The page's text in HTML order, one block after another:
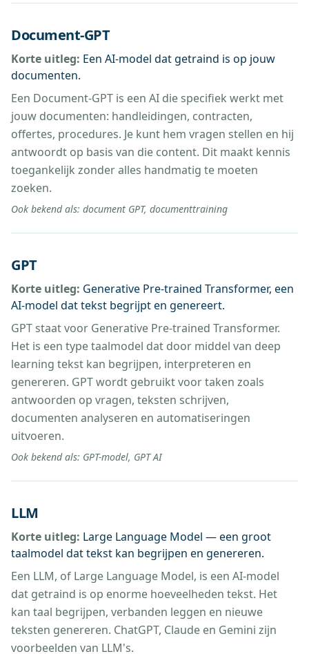
Document-GPT
Korte uitleg: Een AI-model dat getraind is op jouw
documenten.
Een Document-GPT is een AI die specifiek werkt met
jouw documenten: handleidingen, contracten,
offertes, procedures. Je kunt hem vragen stellen en hij
antwoordt op basis van die content. Dit maakt kennis
toegankelijk zonder alles handmatig te moeten
zoeken.
Ook bekend als: document GPT, documenttraining
GPT
Korte uitleg: Generative Pre-trained Transformer, een
AI-model dat tekst begrijpt en genereert.
GPT staat voor Generative Pre-trained Transformer.
Het is een type taalmodel dat door middel van deep
learning tekst kan begrijpen, interpreteren en
genereren. GPT wordt gebruikt voor taken zoals
antwoorden op vragen, teksten schrijven,
documenten analyseren en automatiseringen
uitvoeren.
Ook bekend als: GPT-model, GPT AI
LLM
Korte uitleg: Large Language Model — een groot
taalmodel dat tekst kan begrijpen en genereren.
Een LLM, of Large Language Model, is een AI-model
dat getraind is op enorme hoeveelheden tekst. Het
kan taal begrijpen, verbanden leggen en nieuwe
teksten genereren. ChatGPT, Claude en Gemini zijn
voorbeelden van LLM's.